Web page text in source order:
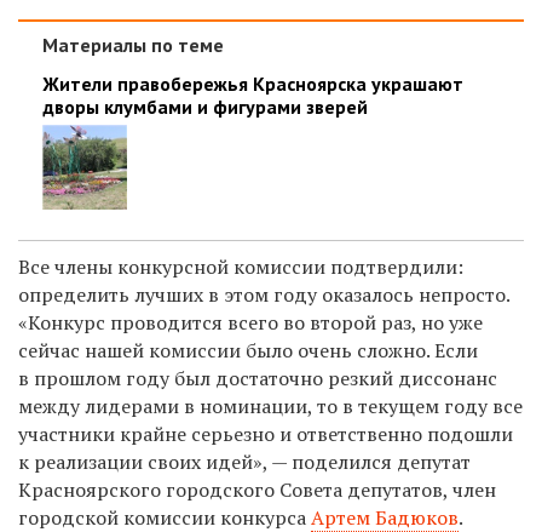
Материалы по теме
Жители правобережья Красноярска украшают
дворы клумбами и фигурами зверей
Все члены конкурсной комиссии подтвердили:
определить лучших в этом году оказалось непросто.
«Конкурс проводится всего во второй раз, но уже
сейчас нашей комиссии было очень сложно. Если
в прошлом году был достаточно резкий диссонанс
между лидерами в номинации, то в текущем году все
участники крайне серьезно и ответственно подошли
к реализации своих идей», — поделился депутат
Красноярского городского Совета депутатов, член
городской комиссии конкурсаАртем Бадюков.